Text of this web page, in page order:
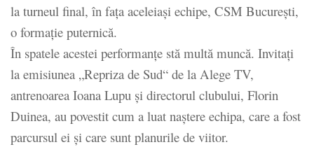
la turneul final, în fața aceleiași echipe, CSM București,
o formație puternică.
În spatele acestei performanțe stă multă muncă. Invitați
la emisiunea „Repriza de Sud“ de la Alege TV,
antrenoarea Ioana Lupu și directorul clubului, Florin
Duinea, au povestit cum a luat naștere echipa, care a fost
parcursul ei și care sunt planurile de viitor.